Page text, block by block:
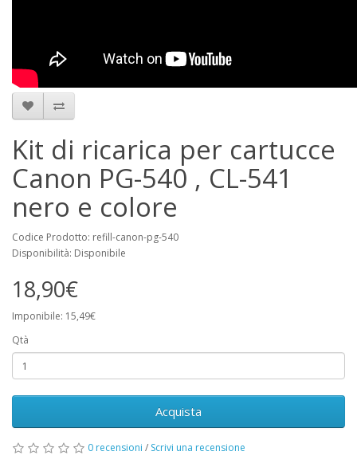
Kit di ricarica per cartucce
Canon PG-540 , CL-541
nero e colore
Codice Prodotto: refill-canon-pg-540
Disponibilità: Disponibile
18,90€
Imponibile: 15,49€
Qtà
Acquista
0 recensioni / Scrivi una recensione